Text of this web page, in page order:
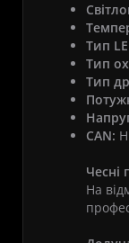
Тип
Тип
Тип
CAN:
Чесні
На